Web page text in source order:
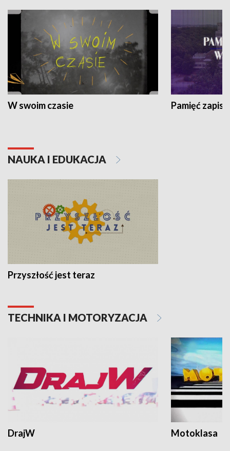
W swoim czasie Pamięć
NAUKA I EDUKACJA
Przyszłość jest teraz
TECHNIKA I MOTORYZACJA
DrajW Motoklasa